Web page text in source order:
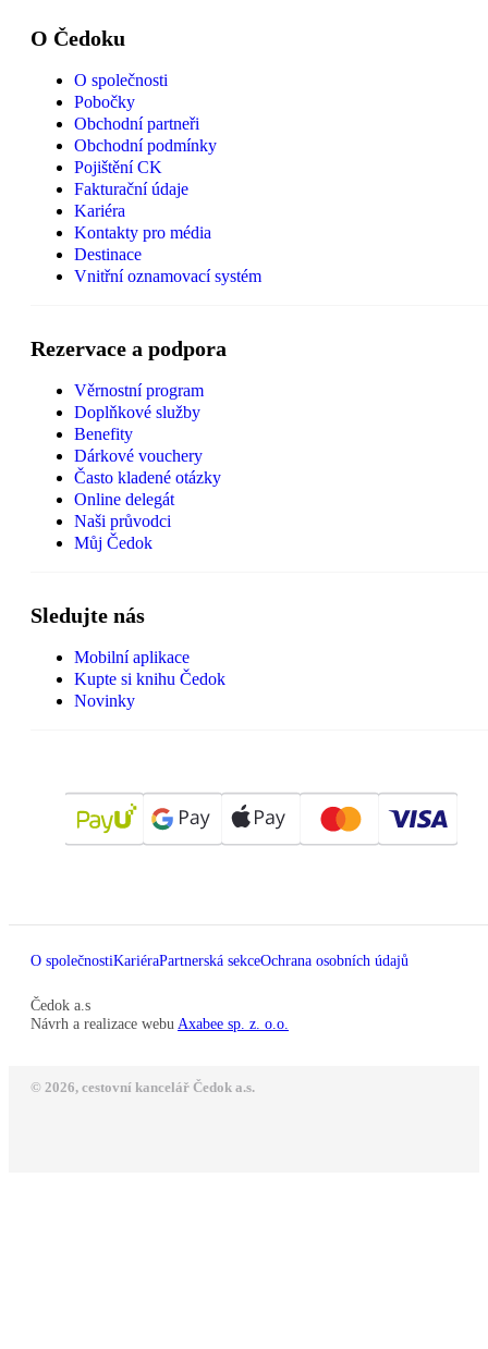
O Čedoku
O společnosti
Pobočky
Obchodní partneři
Obchodní podmínky
Pojištění CK
Fakturační údaje
Kariéra
Kontakty pro média
Destinace
Vnitřní oznamovací systém
Rezervace a podpora
Věrnostní program
Doplňkové služby
Benefity
Dárkové vouchery
Často kladené otázky
Online delegát
Naši průvodci
Můj Čedok
Sledujte nás
Mobilní aplikace
Kupte si knihu Čedok
Novinky
O společnostiKariéraPartnerská sekceOchrana osobních údajů
Čedok a.s
Návrh a realizace webu Axabee sp. z. o.o.
© 2026, cestovní kancelář Čedok a.s.